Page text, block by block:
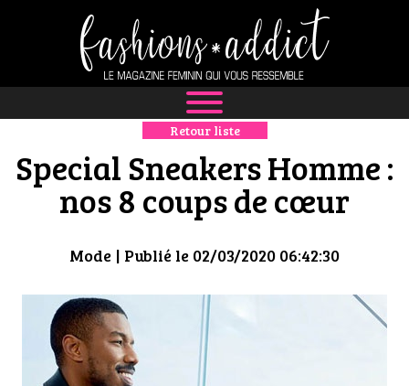
NEWS
MODE
BOUTIQUE
CULTURE
Retour liste
Special Sneakers Homme :
nos 8 coups de cœur
Mode | Publié le 02/03/2020 06:42:30